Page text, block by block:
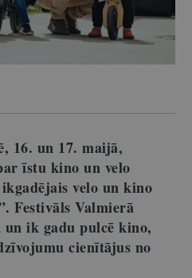
16. un 17. maijā,
īstu kino un velo
ējais velo un kino
. Festivāls Valmierā
un ik gadu pulcē kino,
cienītājus no